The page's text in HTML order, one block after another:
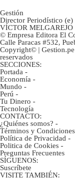
Gestión
Director Periodístico (e)
VÍCTOR MELGAREJO
© Empresa Editora El
Calle Paracas #532,
Copyright© |
reservados
SECCIONES:
Portada -
Economía -
Mundo -
Perú -
Tu Dinero -
Tecnología
CONTACTO:
¿Quiénes somos? -
Términos y Condiciones
Política de Privacidad -
Politica de Cookies -
Preguntas Frecuentes
SÍGUENOS:
Suscríbete
VISITE TAMBIÉN: